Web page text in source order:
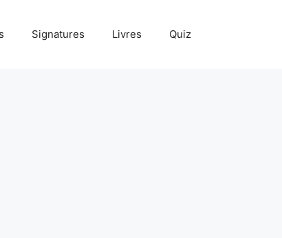
Signatures Livres Quiz